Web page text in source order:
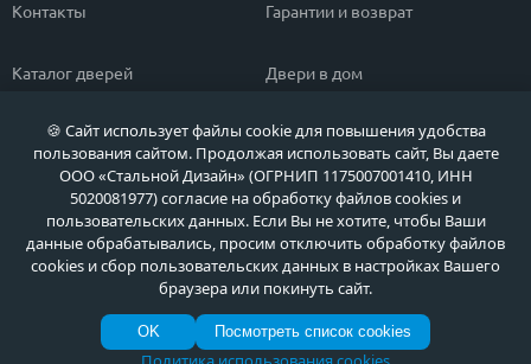
Контакты
Гарантии и возврат
Каталог дверей
Популярные двери
Быстрый подбор двери
Двери класса ЭКОНОМ
Двери в дом
Двери в квартиру
Тамбурные двери
Противопожарные двери
Политика обработки персональных данных
Политика обработки файлов Cookie
© МЕТА ДВЕРИ, Входные металлические двери в Москве и Московской области
🍪 Сайт использует файлы cookie для повышения удобства
пользования сайтом. Продолжая использовать сайт, Вы даете
ООО «Стальной Дизайн» (ОГРНИП 1175007001410, ИНН
5020081977) согласие на обработку файлов cookies и
пользовательских данных. Если Вы не хотите, чтобы Ваши
данные обрабатывались, просим отключить обработку файлов
cookies и сбор пользовательских данных в настройках Вашего
браузера или покинуть сайт.
OK Посмотреть список cookies